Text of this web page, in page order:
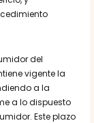
del
vigente la
a la
a lo dispuesto
Este plazo